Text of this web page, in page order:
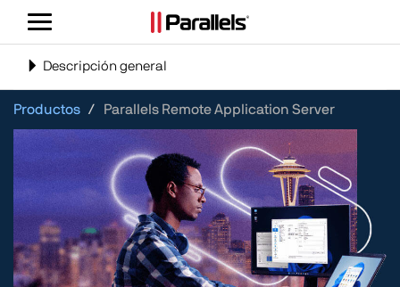
Alternar
Alternar
Descripción general
Productos Parallels Remote Application Server